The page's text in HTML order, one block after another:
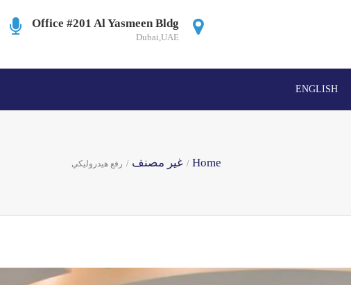
Office #201 Al Yasmeen Bldg
Dubai,UAE
ENGLISH
Home
/ غير مصنف / رفع هيدروليكي